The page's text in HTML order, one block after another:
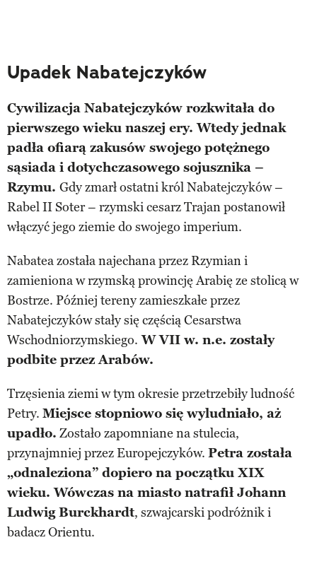
Upadek Nabatejczyków
Cywilizacja Nabatejczyków rozkwitała do
pierwszego wieku naszej ery. Wtedy jednak
padła ofiarą zakusów swojego potężnego
sąsiada i dotychczasowego sojusznika –
Rzymu. Gdy zmarł ostatni król Nabatejczyków –
Rabel II Soter – rzymski cesarz Trajan postanowił
włączyć jego ziemie do swojego imperium.
Nabatea została najechana przez Rzymian i
zamieniona w rzymską prowincję Arabię ze stolicą w
Bostrze. Później tereny zamieszkałe przez
Nabatejczyków stały się częścią Cesarstwa
Wschodniorzymskiego. W VII w. n.e. zostały
podbite przez Arabów.
Trzęsienia ziemi w tym okresie przetrzebiły ludność
Petry. Miejsce stopniowo się wyludniało, aż
upadło. Zostało zapomniane na stulecia,
przynajmniej przez Europejczyków. Petra została
„odnaleziona” dopiero na początku XIX
wieku. Wówczas na miasto natrafił Johann
Ludwig Burckhardt, szwajcarski podróżnik i
badacz Orientu.